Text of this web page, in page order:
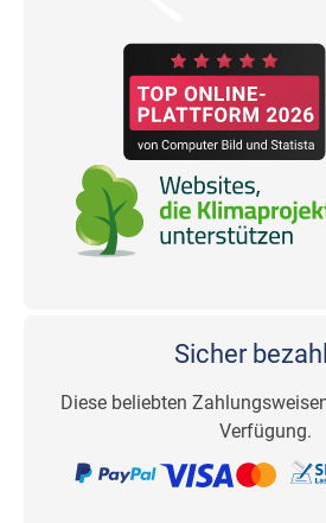
Sicher
Diese beliebten
Verfügung.